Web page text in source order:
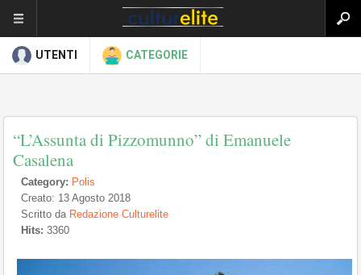
UTENTI CATEGORIE
“L’Assunta di Pizzomunno” di Emanuele
Casalena
Category: Polis
Creato: 13 Agosto 2018
Scritto da Redazione Culturelite
Hits: 3360